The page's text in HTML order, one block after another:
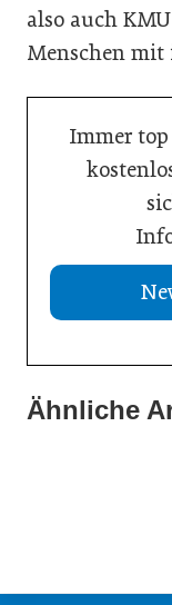
also auch
Menschen mit
Immer
Ähnliche
11. Februar 2026
24. April 2025